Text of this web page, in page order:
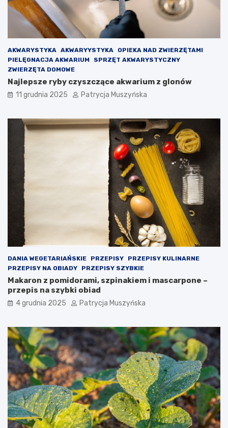
z
l
i
c
t
o
r
r
o
k
ó
w
p
r
w
n
y
c
h
j
a
k
o
o
s
AKWARYSTYKA AKWARYYSTYKA
OPIEKA NAD ZWIERZĘTAMI
PIELĘGNACJA AKWARIUM
SPRZĘT AKWARYSTYCZNY
ZWIERZĘTA DOMOWE
Najlepsze ryby czyszczące akwarium z glonów
11 grudnia 2025 Patrycja Muszyńska
DANIA WEGETARIAŃSKIE PRZEPISY
PRZEPISY KULINARNE
PRZEPISY NA OBIADY
PRZEPISY SZYBKIE
Makaron z pomidorami, szpinakiem i mascarpone –
przepis na szybki obiad
4 grudnia 2025 Patrycja Muszyńska